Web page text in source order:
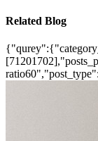
Related Blog